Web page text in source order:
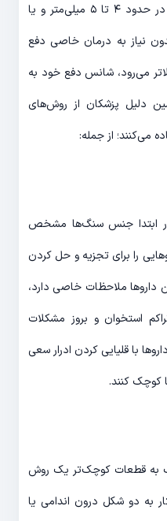
شوند. معمولا سنگ‌هایی که قطری در حدود ۴ تا ۵ میلی‌متر و یا
احتمال ۵۰ درصد بدون نیاز به درمان خاصی دفع
می‌رود، شانس دفع خود به
دلیل پزشکان از روش‌های
می‌کنند؛ از جمله:
در ابتدا جنس سنگ‌ها مشخص
را برای تجزیه و حل کردن
داروها ملاحظات خاصی دارد،
استخوان و بروز مشکلات
با قلیایی کردن ادرار سعی
کوچک کنند.
به قطعات کوچک‌تر یک روش
به دو شکل درون اندامی یا